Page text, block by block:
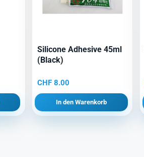
Silicone Adhesive 45ml
(Black)
CHF8.00
In den Warenkorb